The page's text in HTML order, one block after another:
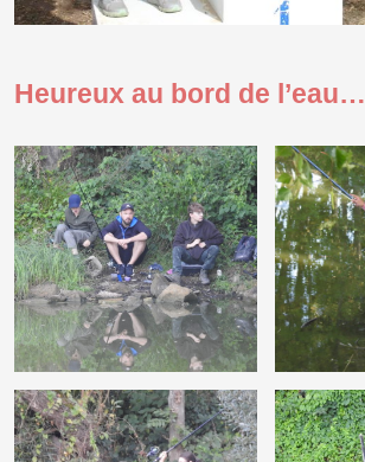
Heureux au bord de l’eau…